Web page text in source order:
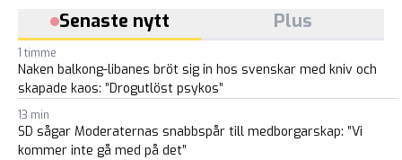
Senaste nytt Plus
1 timme
Naken balkong-libanes bröt sig in hos svenskar med kniv och
skapade kaos: ”Drogutlöst psykos”
13 min
SD sågar Moderaternas snabbspår till medborgarskap: ”Vi
kommer inte gå med på det”